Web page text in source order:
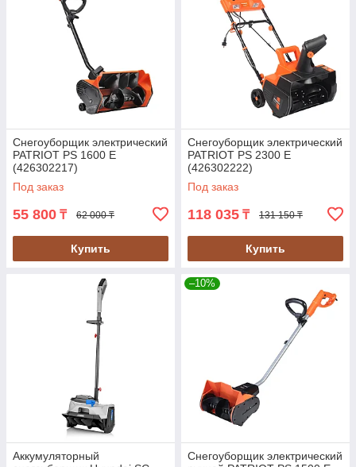
Снегоуборщик электрический
PATRIOT PS 1600 E
(426302217)
Под заказ
55 800 ₸ 62 000 ₸
Купить
Снегоуборщик электрический
PATRIOT PS 2300 Е
(426302222)
Под заказ
118 035 ₸ 131 150 ₸
Купить
Аккумуляторный
–10%
Снегоуборщик электрический